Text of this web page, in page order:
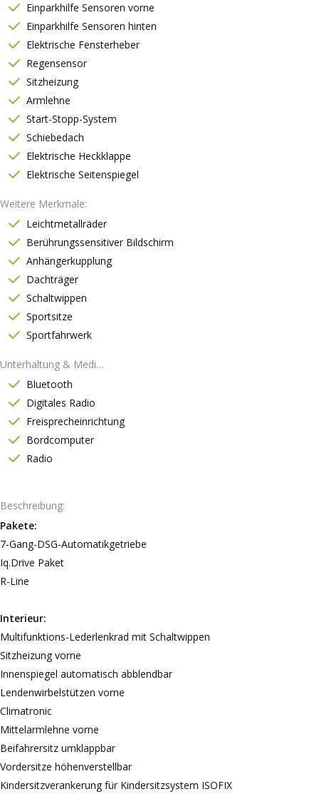
Einparkhilfe Sensoren vorne
Einparkhilfe Sensoren hinten
Elektrische Fensterheber
Regensensor
Sitzheizung
Armlehne
Start-Stopp-System
Schiebedach
Elektrische Heckklappe
Elektrische Seitenspiegel
Weitere Merkmale
Leichtmetallräder
Berührungssensitiver Bildschirm
Anhängerkupplung
Dachträger
Schaltwippen
Sportsitze
Sportfahrwerk
Unterhaltung & Medien
Bluetooth
Digitales Radio
Freisprecheinrichtung
Bordcomputer
Radio
Beschreibung
Pakete:
7-Gang-DSG-Automatikgetriebe
Iq.Drive Paket
R-Line
Interieur:
Multifunktions-Lederlenkrad mit Schaltwippen
Sitzheizung vorne
Innenspiegel automatisch abblendbar
Lendenwirbelstützen vorne
Climatronic
Mittelarmlehne vorne
Beifahrersitz umklappbar
Vordersitze höhenverstellbar
Kindersitzverankerung für Kindersitzsystem ISOFIX